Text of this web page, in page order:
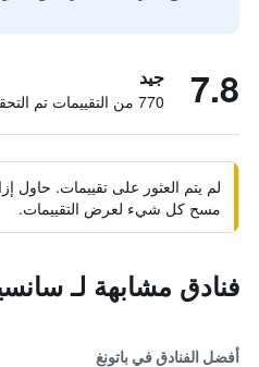
7.8 جيد
770 من التقييمات تم التحقق منها
لم يتم العثور على تقييمات. حاول
مسح كل شيء لعرض التقييمات.
فنادق مشابهة لـ
أفضل الفنادق في باتونغ